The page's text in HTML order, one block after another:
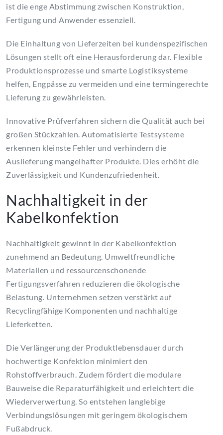
ist die enge Abstimmung zwischen Konstruktion,
Fertigung und Anwender essenziell.
Die Einhaltung von Lieferzeiten bei kundenspezifischen
Lösungen stellt oft eine Herausforderung dar. Flexible
Produktionsprozesse und smarte Logistiksysteme
helfen, Engpässe zu vermeiden und eine termingerechte
Lieferung zu gewährleisten.
Innovative Prüfverfahren sichern die Qualität auch bei
großen Stückzahlen. Automatisierte Testsysteme
erkennen kleinste Fehler und verhindern die
Auslieferung mangelhafter Produkte. Dies erhöht die
Zuverlässigkeit und Kundenzufriedenheit.
Nachhaltigkeit in der
Kabelkonfektion
Nachhaltigkeit gewinnt in der Kabelkonfektion
zunehmend an Bedeutung. Umweltfreundliche
Materialien und ressourcenschonende
Fertigungsverfahren reduzieren die ökologische
Belastung. Unternehmen setzen verstärkt auf
Recyclingfähige Komponenten und nachhaltige
Lieferketten.
Die Verlängerung der Produktlebensdauer durch
hochwertige Konfektion minimiert den
Rohstoffverbrauch. Zudem fördert die modulare
Bauweise die Reparaturfähigkeit und erleichtert die
Wiederverwertung. So entstehen langlebige
Verbindungslösungen mit geringem ökologischem
Fußabdruck.